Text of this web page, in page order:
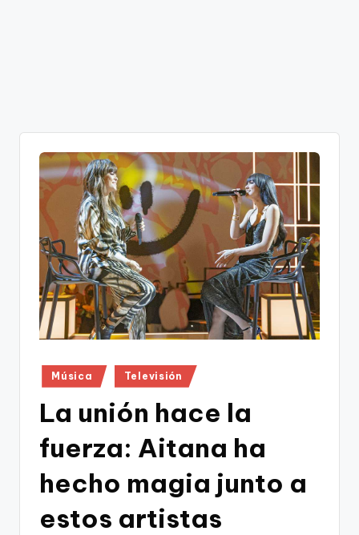
Publicado
en
Música Televisión
La unión hace la
fuerza: Aitana ha
hecho magia junto a
estos artistas